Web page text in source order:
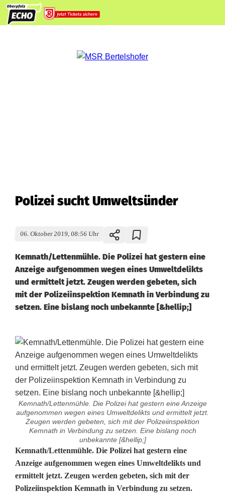
Polizei sucht Umweltsünder
06. Oktober 2019, 08:56 Uhr
Kemnath/Lettenmühle. Die Polizei hat gestern eine
Anzeige aufgenommen wegen eines Umweltdelikts
und ermittelt jetzt. Zeugen werden gebeten, sich
mit der Polizeiinspektion Kemnath in Verbindung zu
setzen. Eine bislang noch unbekannte [&hellip;]
Kemnath/Lettenmühle. Die Polizei hat gestern eine Anzeige
aufgenommen wegen eines Umweltdelikts und ermittelt jetzt.
Zeugen werden gebeten, sich mit der Polizeiinspektion
Kemnath in Verbindung zu setzen. Eine bislang noch
unbekannte [&hellip;]
P
o
l
Kemnath/Lettenmühle. Die Polizei hat gestern eine
Anzeige aufgenommen wegen eines Umweltdelikts und
ermittelt jetzt. Zeugen werden gebeten, sich mit der
Polizeiinspektion Kemnath in Verbindung zu setzen.